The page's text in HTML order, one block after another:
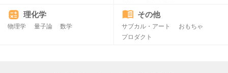
理化学
物理学 量子論 数学
その他
サブカル・アート
おもちゃ
プロダクト